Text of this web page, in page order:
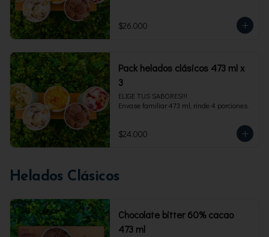
$26.000
Pack helados clásicos 473 ml x
3
ELIGE TUS SABORES!!!
Envase familiar 473 ml, rinde 4 porciones.
$24.000
Helados Clásicos
Chocolate bitter 60% cacao
473 ml